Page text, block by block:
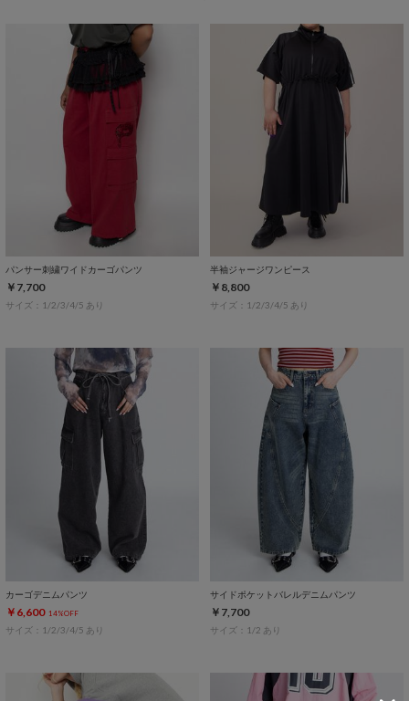
パンサー刺繍ワイドカーゴパンツ
￥7,700
サイズ：1/2/3/4/5 あり
半袖ジャージワンピース
￥8,800
サイズ：1/2/3/4/5 あり
カーゴデニムパンツ
￥6,600 14%OFF
サイズ：1/2/3/4/5 あり
サイドポケットバレルデニムパンツ
￥7,700
サイズ：1/2 あり